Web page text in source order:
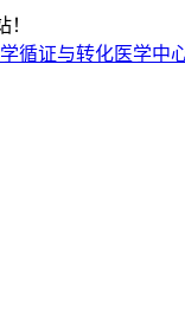
！
循证与转化医学中